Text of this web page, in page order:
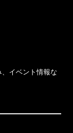
イベント情報な